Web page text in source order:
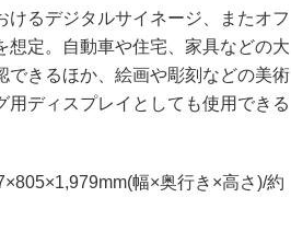
るデジタルサイネージ、またオフ
想定。自動車や住宅、家具などの大
できるほか、絵画や彫刻などの美術
ディスプレイとしても使用できる
幅×奥行き×高さ)/約